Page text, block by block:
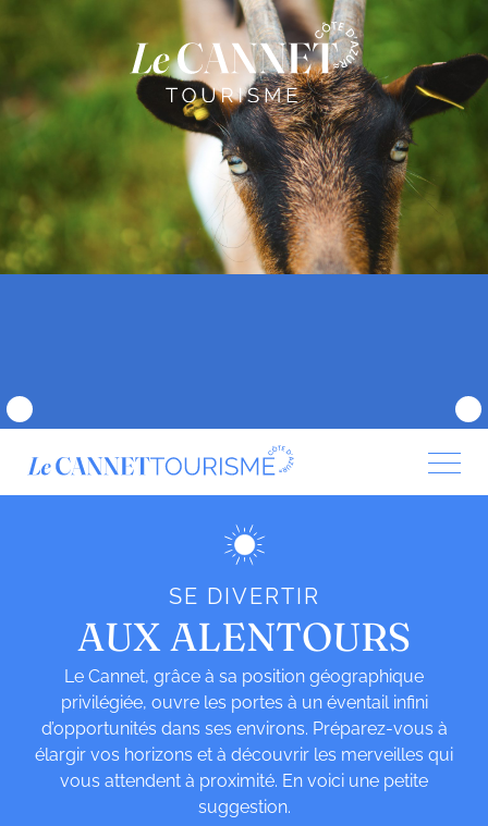
SE DIVERTIR
AUX ALENTOURS
Le Cannet, grâce à sa position géographique
privilégiée, ouvre les portes à un éventail infini
d’opportunités dans ses environs. Préparez-vous à
élargir vos horizons et à découvrir les merveilles qui
vous attendent à proximité. En voici une petite
suggestion.
Panneau de gestion des cookies